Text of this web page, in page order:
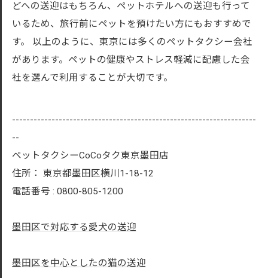
どへの送迎はもちろん、ペットホテルへの送迎も行って
いるため、旅行前にペットを預けたい方にもおすすめで
す。 以上のように、東京には多くのペットタクシー会社
があります。ペットの健康やストレス軽減に配慮した会
社を選んで利用することが大切です。
--------------------------------------------------------------------
--
ペットタクシーCoCoタク東京墨田店
住所： 東京都墨田区横川1-18-12
電話番号 : 0800-805-1200
墨田区で対応する愛犬の送迎
墨田区を中心としたの猫の送迎